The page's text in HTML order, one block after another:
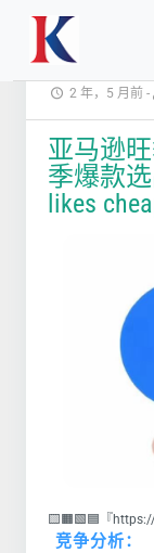
2 年，5 月前 -
亚马逊
季爆款
likes
🟨🟧🟩🟦『
竞争分析：